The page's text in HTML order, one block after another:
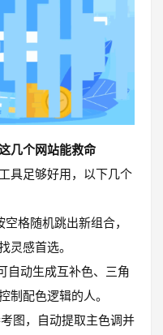
几个网站能救命
具足够好用，以下几个
格随机跳出新组合，
灵感首选。
自动生成互补色、三角
制配色逻辑的人。
图，自动提取主色调并